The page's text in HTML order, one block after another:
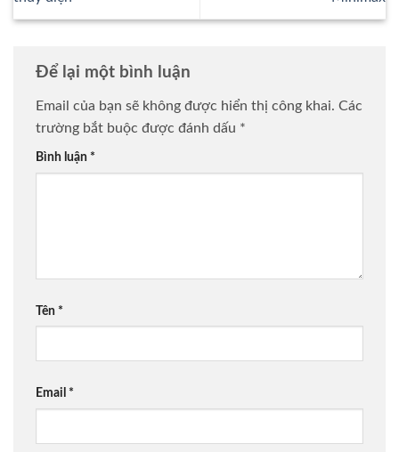
Để lại một bình luận
Email của bạn sẽ không được hiển thị công khai. Các
trường bắt buộc được đánh dấu *
Bình luận *
Tên *
Email *